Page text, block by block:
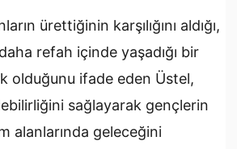
ürettiğinin karşılığını aldığı,
refah içinde yaşadığı bir
olduğunu ifade eden Üstel,
sağlayarak gençlerin
alanlarında geleceğini